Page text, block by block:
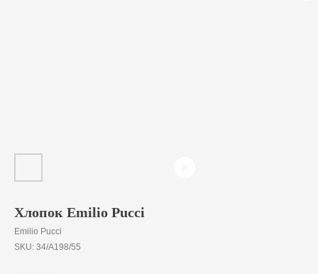
Хлопок Emilio Pucci
Emilio Pucci
SKU: 34/A198/55